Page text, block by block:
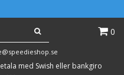
0
med Swish eller bankgiro